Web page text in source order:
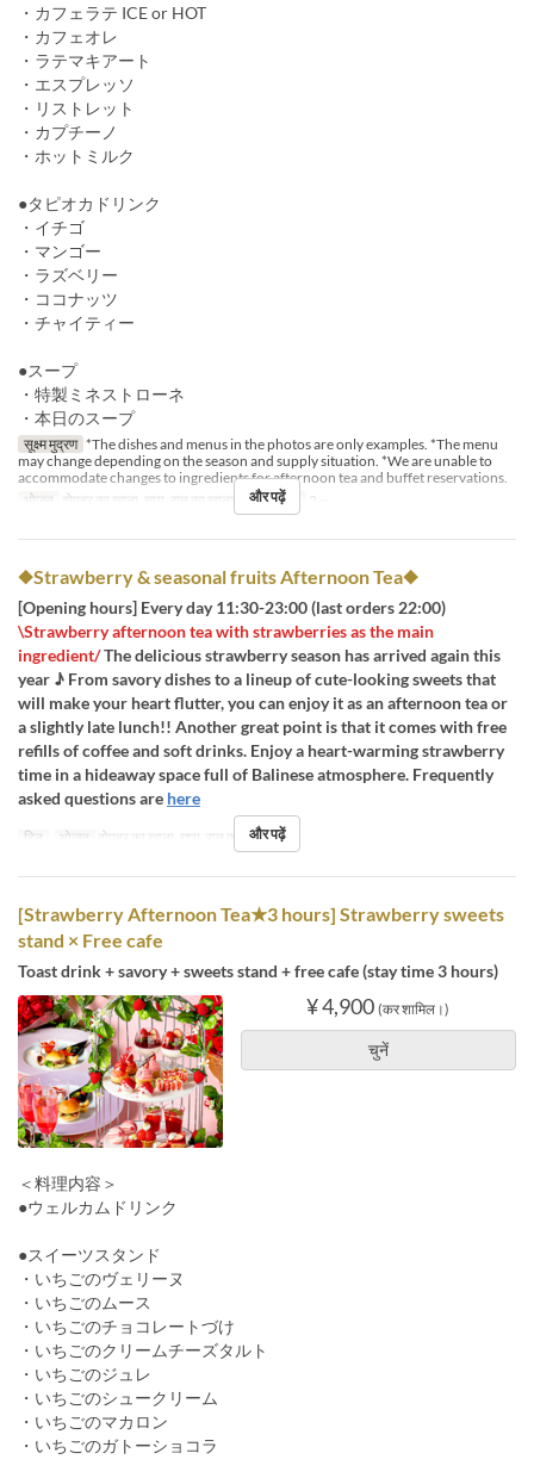
・カフェラテ ICE or HOT
・カフェオレ
・ラテマキアート
・エスプレッソ
・リストレット
・カプチーノ
・ホットミルク
●タピオカドリンク
・イチゴ
・マンゴー
・ラズベリー
・ココナッツ
・チャイティー
●スープ
・特製ミネストローネ
・本日のスープ
सूक्ष्म मुद्रण *The dishes and menus in the photos are only examples. *The menu
may change depending on the season and supply situation. *We are unable to
accommodate changes to ingredients for afternoon tea and buffet reservations.
भोजन
दोपहर का खाना, चाय, रात का खाना आदेश सीमा 2 ~
और पढ़ें
◆Strawberry & seasonal fruits Afternoon Tea◆
[Opening hours] Every day 11:30-23:00 (last orders 22:00)
\Strawberry afternoon tea with strawberries as the main
ingredient/The delicious strawberry season has arrived again this
year ♪ From savory dishes to a lineup of cute-looking sweets that
will make your heart flutter, you can enjoy it as an afternoon tea or
a slightly late lunch!! Another great point is that it comes with free
refills of coffee and soft drinks. Enjoy a heart-warming strawberry
time in a hideaway space full of Balinese atmosphere. Frequently
asked questions are here
दिन भोजन दोपहर का खाना, चाय, रात का खानाऔर पढ़ें
[Strawberry Afternoon Tea★3 hours] Strawberry sweets
stand × Free cafe
Toast drink + savory + sweets stand + free cafe (stay time 3 hours)
¥ 4,900 (कर शामिल।)
चुनें
＜料理内容＞
●ウェルカムドリンク
●スイーツスタンド
・いちごのヴェリーヌ
・いちごのムース
・いちごのチョコレートづけ
・いちごのクリームチーズタルト
・いちごのジュレ
・いちごのシュークリーム
・いちごのマカロン
・いちごのガトーショコラ